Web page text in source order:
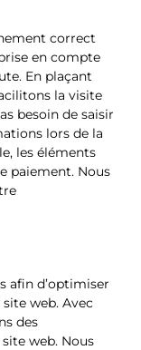
correct
en compte
En plaçant
la visite
besoin de saisir
lors de la
les éléments
paiement. Nous
afin d’optimiser
web. Avec
des
web. Nous